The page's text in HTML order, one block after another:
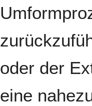
oder der
eine